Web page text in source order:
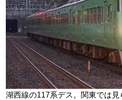
湖西線の117系デス。関東では